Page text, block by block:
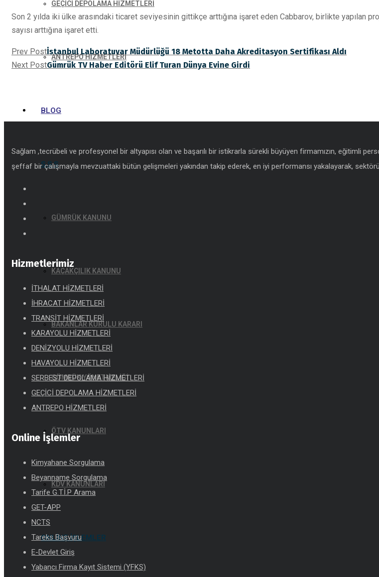
GEÇİCİ DEPOLAMA HİZMETLERİ
ANTREPO HİZMETLERİ
BLOG
S.S.S
GÜMRÜK KANUNU
KAÇAKÇILIK KANUNU
BAKANLAR KURULU KARARI
GÜMRÜK YÖNETMELİĞİ
ÖTV KANUNLARI
KDV KANUNLARI
ONLINE İŞLEMLER
Son 2 yılda iki ülke arasındaki ticaret seviyesinin gittikçe arttığına işaret eden Cabbarov, birlikte yapılan
sayısı arttığına işaret etti.
Prev Postİstanbul Laboratuvar Müdürlüğü 18 Metotta Daha Akreditasyon Sertifikası Aldı
Next PostGümrük TV Haber Editörü Elif Turan Dünya Evine Girdi
Sağlam ,tecrübeli ve profesyonel bir altyapısı olan ve başarılı bir istikrarla sürekli büyüyen firmamızın, eğitimli
şeffaf bir çalışmayla mevzuattaki bütün gelişmeleri yakından takip ederek, en iyi performansı yakalayarak,
Hizmetlerimiz
İTHALAT HİZMETLERİ
İHRACAT HİZMETLERİ
TRANSİT HİZMETLERİ
KARAYOLU HİZMETLERİ
DENİZYOLU HİZMETLERİ
HAVAYOLU HİZMETLERİ
SERBEST DEPOLAMA HİZMETLERİ
GEÇİCİ DEPOLAMA HİZMETLERİ
ANTREPO HİZMETLERİ
Online İşlemler
Kimyahane Sorgulama
Beyanname Sorgulama
Tarife G.T.İ.P Arama
GET-APP
NCTS
Tareks Başvuru
E-Devlet Giriş
Yabancı Firma Kayıt Sistemi (YFKS)